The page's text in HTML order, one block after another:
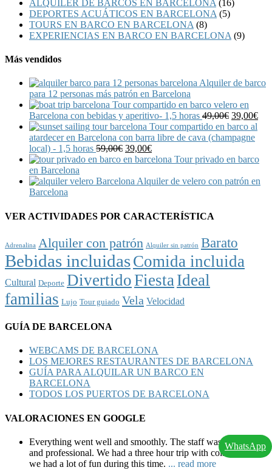
ALQUILER DE BARCOS EN BARCELONA (16)
DEPORTES ACUÁTICOS EN BARCELONA (5)
TOURS EN BARCO EN BARCELONA (8)
EXPERIENCIAS EN BARCO EN BARCELONA (9)
Más vendidos
Alquiler de barco
para 12 personas más patrón en Barcelona
Tour compartido en barco velero en
Barcelona con bebidas y aperitivo- 1,5 horas 49,00€ 39,00€
Tour compartido en barco al
atardecer en Barcelona con barra libre de cava (champagne
local) - 1,5 horas 59,00€ 39,00€
Tour privado en barco
en Barcelona
Alquiler de velero con patrón en
Barcelona
VER ACTIVIDADES POR CARACTERÍSTICA
Adrenalina Alquiler con patrón Alquiler sin patrón Barato
Bebidas incluidasComida incluida
Cultural Deporte DivertidoFiesta Ideal
familias Lujo Tour guiado Vela Velocidad
GUÍA DE BARCELONA
WEBCAMS DE BARCELONA
LOS MEJORES RESTAURANTES DE BARCELONA
GUÍA PARA ALQUILAR UN BARCO EN
BARCELONA
TODOS LOS PUERTOS DE BARCELONA
VALORACIONES EN GOOGLE
Everything went well and smoothly. The staff was friendly
and professional. We had a three hour trip with colleagues and
we had a lot of fun during this time. ... read more
WhatsApp